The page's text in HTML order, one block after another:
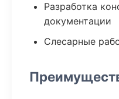
Разработка
документации
Слесарные